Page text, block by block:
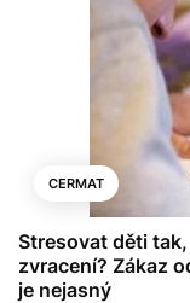
CERMAT
Stresovat děti
zvracení? Zákaz
je nejasný